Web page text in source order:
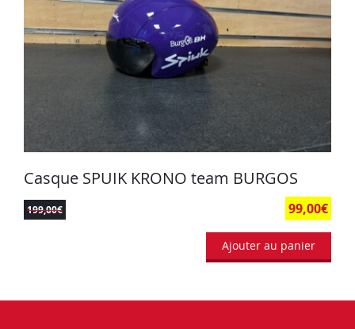
Casque SPUIK KRONO team BURGOS
199,00€ 99,00€
Ajouter au panier